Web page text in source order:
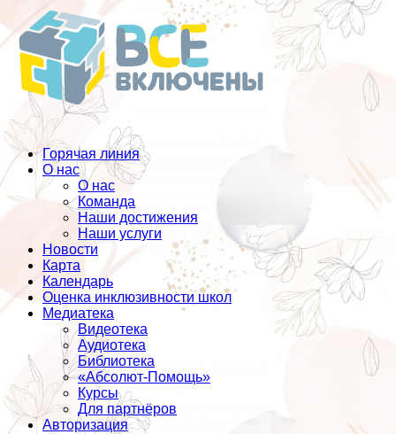
Горячая линия
О нас
О нас
Команда
Наши достижения
Наши услуги
Новости
Карта
Календарь
Оценка инклюзивности школ
Медиатека
Видеотека
Аудиотека
Библиотека
«Абсолют-Помощь»
Курсы
Для партнёров
Авторизация